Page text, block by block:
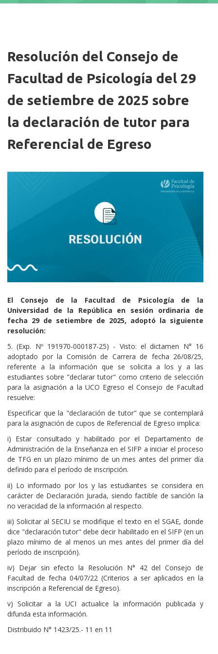
Resolución del Consejo de
Facultad de Psicología del 29
de setiembre de 2025 sobre
la declaración de tutor para
Referencial de Egreso
Cuerpo
El Consejo de la Facultad de Psicología de la
Universidad de la República en sesión ordinaria de
fecha 29 de setiembre de 2025, adoptó la siguiente
resolución:
5. (Exp. Nº 191970-000187-25) - Visto: el dictamen N° 16
adoptado por la Comisión de Carrera de fecha 26/08/25,
referente a la información que se solicita a los y a las
estudiantes sobre "declarar tutor" como criterio de selección
para la asignación a la UCO Egreso el Consejo de Facultad
resuelve:
Especificar que la "declaración de tutor" que se contemplará
para la asignación de cupos de Referencial de Egreso implica:
i) Estar consultado y habilitado por el Departamento de
Administración de la Enseñanza en el SIFP a iniciar el proceso
de TFG en un plazo mínimo de un mes antes del primer día
definido para el período de inscripción.
ii) Lo informado por los y las estudiantes se considera en
carácter de Declaración Jurada, siendo factible de sanción la
no veracidad de la información al respecto.
iii) Solicitar al SECIU se modifique el texto en el SGAE, donde
dice "declaración tutor" debe decir habilitado en el SIFP (en un
plazo mínimo de al menos un mes antes del primer día del
período de inscripción).
iv) Dejar sin efecto la Resolución N° 42 del Consejo de
Facultad de fecha 04/07/22 (Criterios a ser aplicados en la
inscripción a Referencial de Egreso).
v) Solicitar a la UCI actualice la información publicada y
difunda esta información.
Distribuido N° 1423/25.- 11 en 11